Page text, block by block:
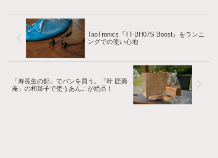
TaoTronics『TT-BH07S Boost』をランニ
ングでの使い心地
「寿長生の郷」でパンを買う。「叶 匠壽
庵」の和菓子で使うあんこが絶品！